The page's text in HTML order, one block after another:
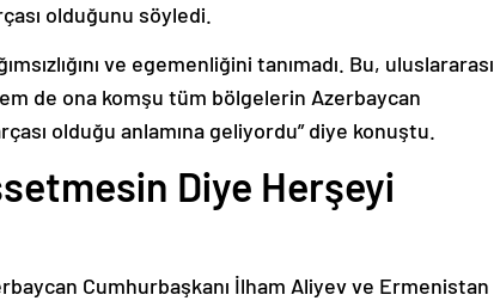
olduğunu söyledi.
ve egemenliğini tanımadı. Bu, uluslararası
de ona komşu tüm bölgelerin Azerbaycan
olduğu anlamına geliyordu” diye konuştu.
Diye Herşeyi
Cumhurbaşkanı İlham Aliyev ve Ermenistan